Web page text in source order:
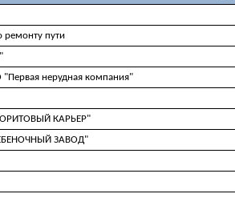
ремонту пути
нерудная компания"
КАРЬЕР"
ЗАВОД"